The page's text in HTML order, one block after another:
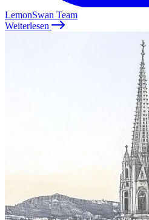
LemonSwan Team
Weiterlesen